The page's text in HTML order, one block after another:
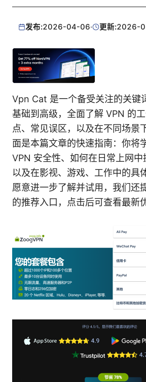
发布:2026-04-06· 更新:2026-
Vpn Cat 是一个备受关注的关键
基础到高级，全面了解 VPN 的
点、常见误区，以及在不同场景
面是本篇文章的快速指南：你将
VPN 安全性、如何在日常上网中
以及在影视、游戏、工作中的具
愿意进一步了解并试用，我们还
的推荐入口，点击后可查看最新